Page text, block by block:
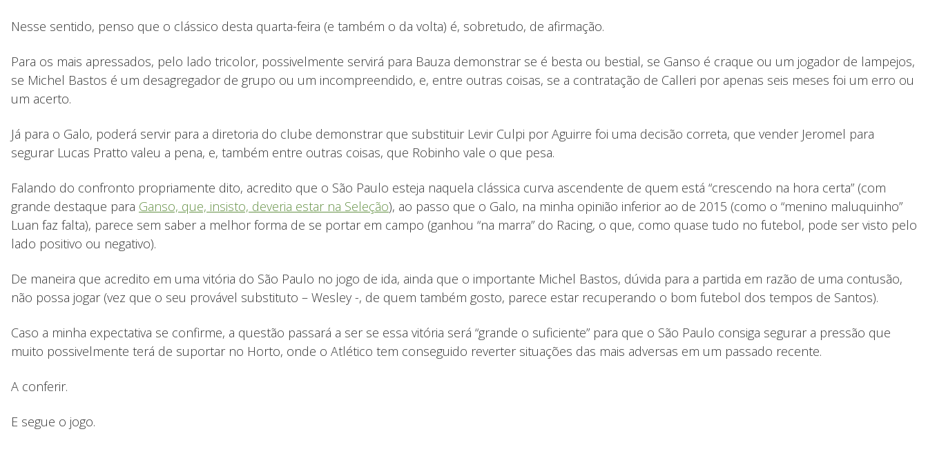
Nesse sentido, penso que o clássico desta quarta-feira (e também o da volta) é, sobretudo, de afirmação.
Para os mais apressados, pelo lado tricolor, possivelmente servirá para Bauza demonstrar se é besta ou bestial, se Ganso é craque ou um jogador de lampejos,
se Michel Bastos é um desagregador de grupo ou um incompreendido, e, entre outras coisas, se a contratação de Calleri por apenas seis meses foi um erro ou
um acerto.
Já para o Galo, poderá servir para a diretoria do clube demonstrar que substituir Levir Culpi por Aguirre foi uma decisão correta, que vender Jeromel para
segurar Lucas Pratto valeu a pena, e, também entre outras coisas, que Robinho vale o que pesa.
Falando do confronto propriamente dito, acredito que o São Paulo esteja naquela clássica curva ascendente de quem está “crescendo na hora certa” (com
grande destaque para Ganso, que, insisto, deveria estar na Seleção), ao passo que o Galo, na minha opinião inferior ao de 2015 (como o “menino maluquinho”
Luan faz falta), parece sem saber a melhor forma de se portar em campo (ganhou “na marra” do Racing, o que, como quase tudo no futebol, pode ser visto pelo
lado positivo ou negativo).
De maneira que acredito em uma vitória do São Paulo no jogo de ida, ainda que o importante Michel Bastos, dúvida para a partida em razão de uma contusão,
não possa jogar (vez que o seu provável substituto – Wesley -, de quem também gosto, parece estar recuperando o bom futebol dos tempos de Santos).
Caso a minha expectativa se confirme, a questão passará a ser se essa vitória será “grande o suficiente” para que o São Paulo consiga segurar a pressão que
muito possivelmente terá de suportar no Horto, onde o Atlético tem conseguido reverter situações das mais adversas em um passado recente.
A conferir.
E segue o jogo.